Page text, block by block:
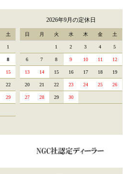
土
1
8
15
22
29
2026年9月の定休日
日 月 火 水 木 金 土
1 2 3 4 5
6 7 8 9 10 11 12
13 14 15 16 17 18 19
20 21 22 23 24 25 26
27 28 29 30